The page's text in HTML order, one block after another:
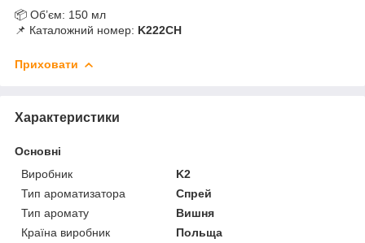
📦 Об’єм: 150 мл
📌 Каталожний номер: K222CH
Приховати
Характеристики
Основні
Виробник
K2
Тип ароматизатора
Спрей
Тип аромату
Вишня
Країна виробник
Польща